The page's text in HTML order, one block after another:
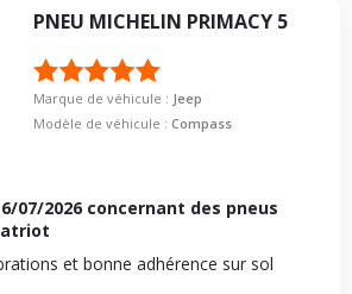
PNEU MICHELIN PRIMACY 5
Marque de véhicule : Jeep
Modèle de véhicule : Compass
07/2026 concernant des pneus
et bonne adhérence sur sol